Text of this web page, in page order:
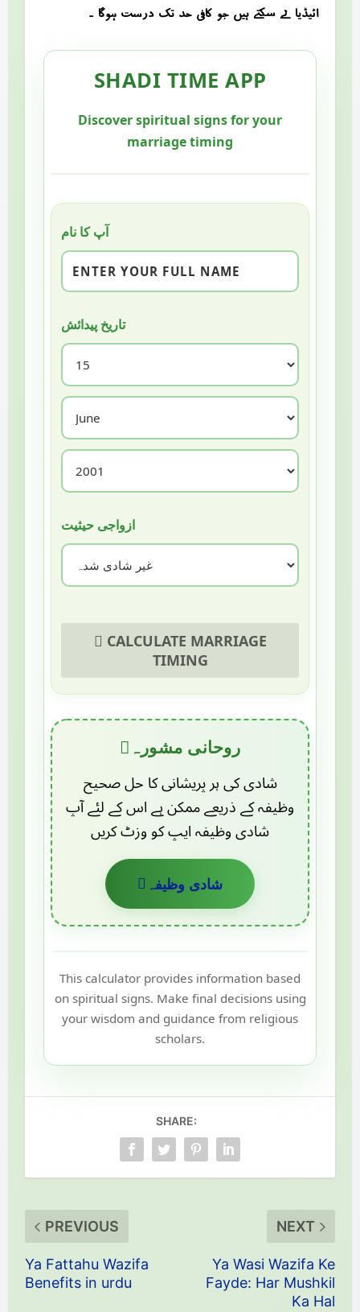
ائیڈیا لے سکتے ہیں جو کافی حد تک درست ہوگا ۔
SHADI TIME APP
Discover spiritual signs for your
marriage timing
آپ کا نام
تاریخ پیدائش
ازواجی حیثیت
TIMING
روحانی مشورہ
شادی کی ہر پریشانی کا حل صحیح
وظیفہ کے ذریعے ممکن ہے اس کے لئے آپ
شادی وظیفہ ایپ کو وزٹ کریں
شادی وظیفہ
This calculator provides information based
on spiritual signs. Make final decisions using
your wisdom and guidance from religious
scholars.
SHARE:
PREVIOUS
Ya Fattahu Wazifa
Benefits in urdu
NEXT
Ya Wasi Wazifa Ke
Fayde: Har Mushkil
Ka Hal